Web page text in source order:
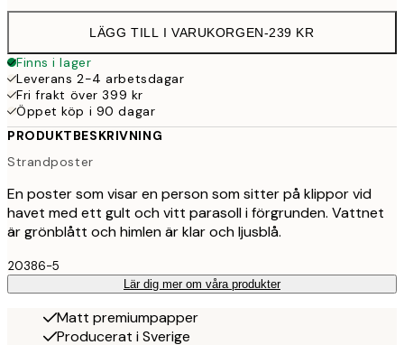
LÄGG TILL I VARUKORGEN-239 KR
Finns i lager
Leverans 2-4 arbetsdagar
Fri frakt över 399 kr
Öppet köp i 90 dagar
PRODUKTBESKRIVNING
Strandposter
En poster som visar en person som sitter på klippor vid
havet med ett gult och vitt parasoll i förgrunden. Vattnet
är grönblått och himlen är klar och ljusblå.
20386-5
Lär dig mer om våra produkter
Matt premiumpapper
Producerat i Sverige